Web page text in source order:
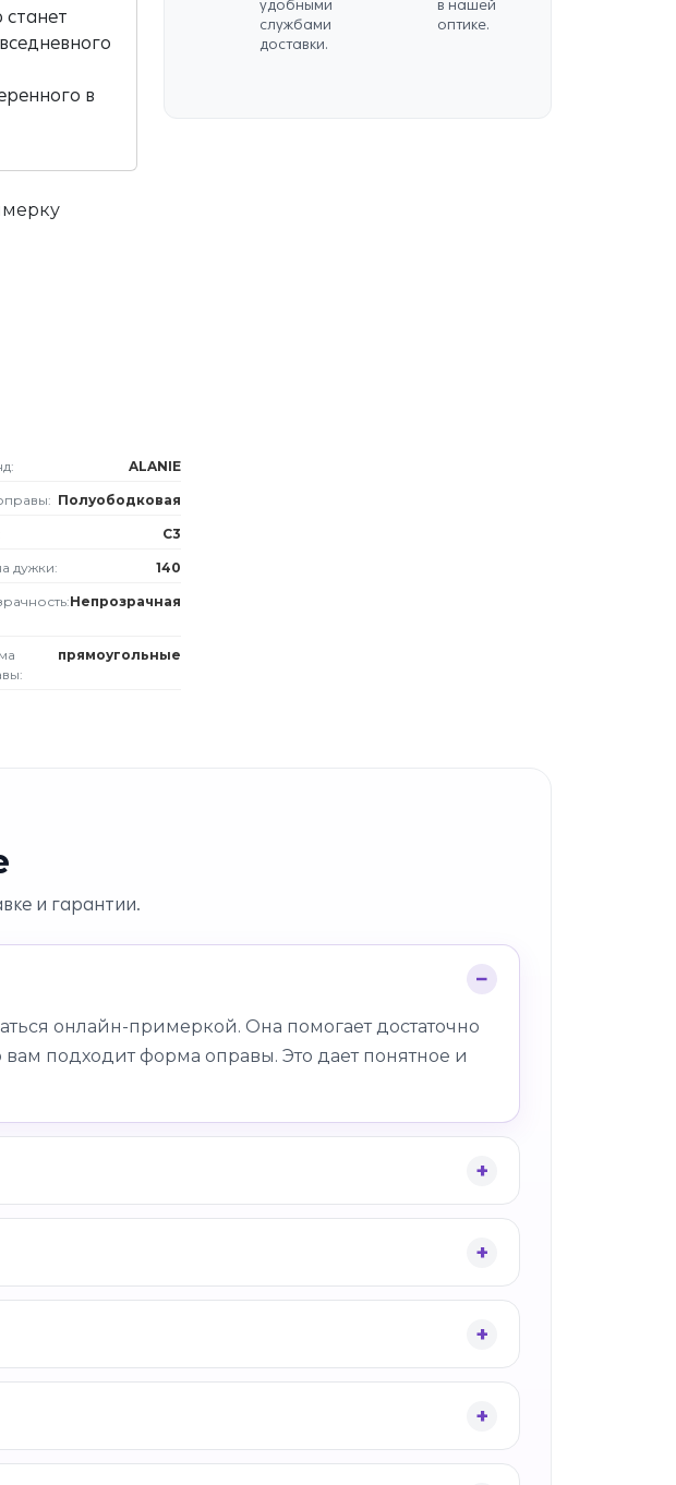
станет
в
ALANIE
Полуободковая
C3
дужки: 140
Непрозрачная
прямоугольные
удобными
службами
доставки.
в нашей
оптике.
и гарантии.
онлайн-примеркой. Она помогает достаточно
подходит форма оправы. Это дает понятное и